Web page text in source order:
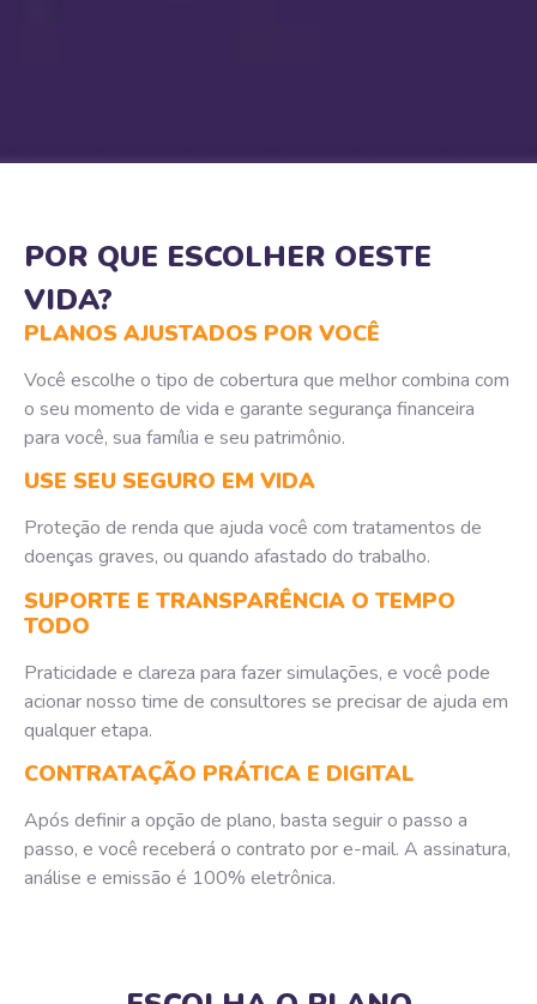
POR QUE ESCOLHER OESTE
VIDA?
PLANOS AJUSTADOS POR VOCÊ
Você escolhe o tipo de cobertura que melhor combina com
o seu momento de vida e garante segurança financeira
para você, sua família e seu patrimônio.
USE SEU SEGURO EM VIDA
Proteção de renda que ajuda você com tratamentos de
doenças graves, ou quando afastado do trabalho.
SUPORTE E TRANSPARÊNCIA O TEMPO
TODO
Praticidade e clareza para fazer simulações, e você pode
acionar nosso time de consultores se precisar de ajuda em
qualquer etapa.
CONTRATAÇÃO PRÁTICA E DIGITAL
Após definir a opção de plano, basta seguir o passo a
passo, e você receberá o contrato por e-mail. A assinatura,
análise e emissão é 100% eletrônica.